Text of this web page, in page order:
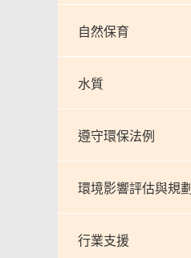
自然保育
水質
遵守環保法例
環境影響評估與規劃
行業支援